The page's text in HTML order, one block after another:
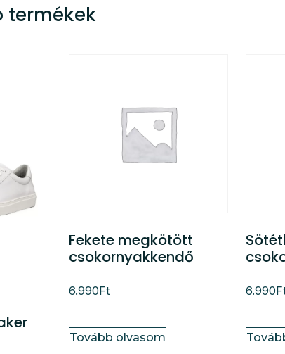
termékek
Fekete megkötött
csokornyakkendő
6.990Ft
Tovább olvasom
6.990